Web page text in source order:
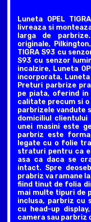
Luneta OPEL
livreaza si
larga de
originale,
TIGRA S93 cu
S93 cu senzor
incalzire, Luneta
incorporata, Luneta
Preturi parbrize
pe piata, oferind
calitate precum si
parbrizele vandute
domiciliul
unei masini este
parbriz este
legate cu o folie
straturi pentru ca
asa ca daca se
intact. Spre
prabriz va ramane
fiind tinut de folia
mai multe tipuri de
inclusa, parbriz cu
cu head-up
camera sau parbriz